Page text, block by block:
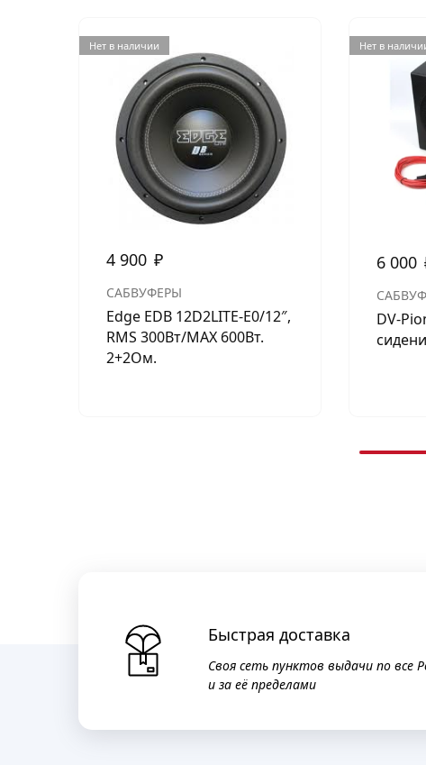
Нет в наличии
4 900 ₽
САБВУФЕРЫ
Edge EDB 12D2LITE-E0/12″,
RMS 300Вт/МАХ 600Вт.
2+2Ом.
Нет в
6 000
DV-
Быстрая доставка
Своя сеть пунктов выдачи по все
и за её пределами